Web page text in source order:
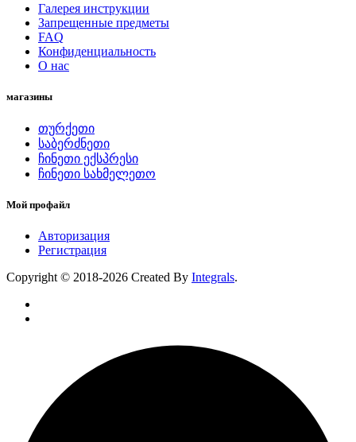
Галерея инструкции
Запрещенные предметы
FAQ
Конфиденциальность
O нас
магазины
თურქეთი
საბერძნეთი
ჩინეთი ექსპრესი
ჩინეთი სახმელეთო
Мой профайл
Авторизация
Регистрация
Copyright © 2018-2026 Created By Integrals.